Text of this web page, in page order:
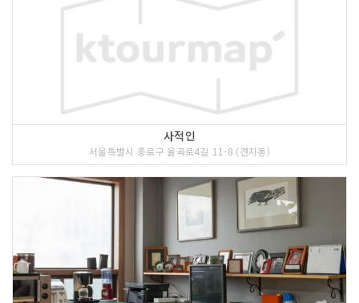
사적인
서울특별시 종로구 율곡로4길 11-8 (견지동)